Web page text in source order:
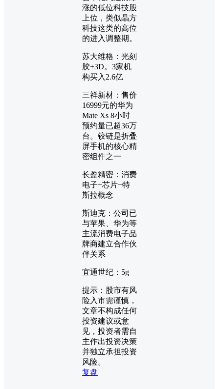
涨的低位科技股
上位，类似晶方
科技这类的高位
的进入调整期。
苏大维格：光刻
胶+3D。3家机
构买入2.6亿
三祥新材：售价
16999元的华为
Mate Xs 8小时
预约量已超36万
台。铰链是折叠
屏手机的核心精
密组件之一
长盈精密：消费
电子+芯片+特
斯拉概念
斯迪克：公司已
与苹果、华为等
主流消费电子品
牌商建立合作伙
伴关系
宜通世纪：5g
提示：股市有风
险入市需谨慎，
文章不构成任何
投资建议或意
见，投资者需自
主作出投资决策
并独立承担投资
风险。
复盘